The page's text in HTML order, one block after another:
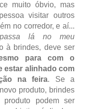
muito óbvio, mas
visitar outros
no corredor, e aí...
passa lá no meu
à brindes, deve ser
para com o
estar alinhado com
na feira. Se a
produto, brindes
podem ser